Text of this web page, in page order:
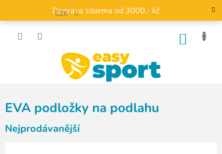
obsah
Doprava zdarma od 3000,- kč
CZK
EVA podložky na podlahu
Nejprodávanější